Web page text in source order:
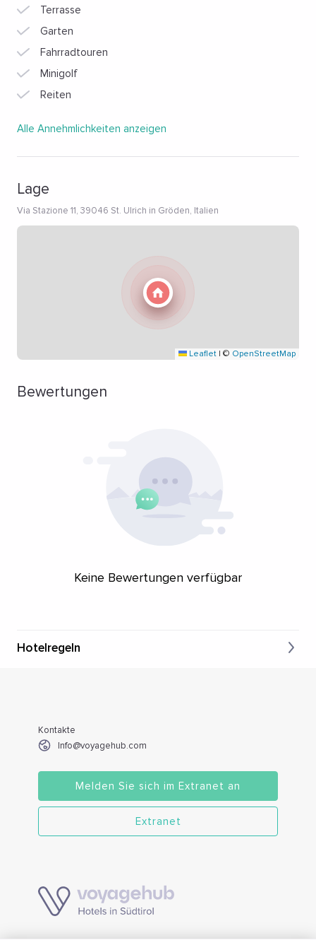
Terrasse
Garten
Fahrradtouren
Minigolf
Reiten
Alle Annehmlichkeiten anzeigen
Lage
Via Stazione 11, 39046 St. Ulrich in Gröden, Italien
Leaflet | © OpenStreetMap
Bewertungen
Keine Bewertungen verfügbar
Hotelregeln
Kontakte
Info@voyagehub.com
Melden Sie sich im Extranet an
Extranet